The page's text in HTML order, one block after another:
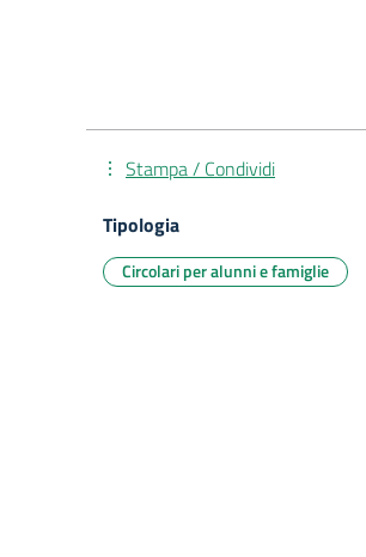
Stampa / Condividi
Tipologia
Circolari per alunni e famiglie